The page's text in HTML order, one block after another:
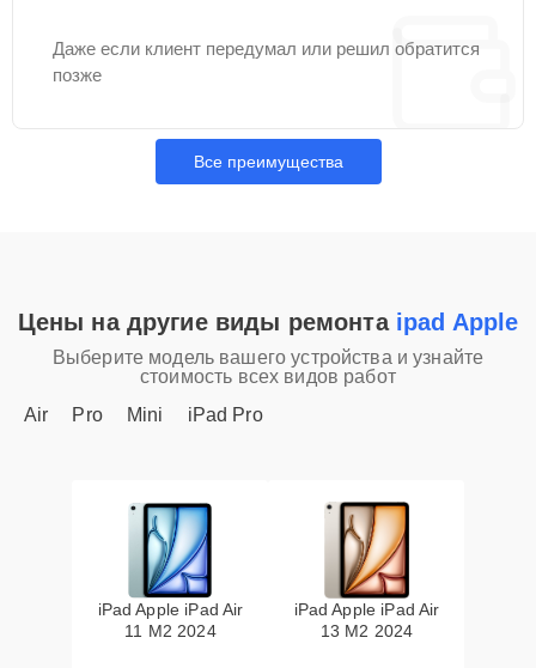
Даже если клиент передумал или решил обратится
позже
Все преимущества
Цены на другие виды ремонта ipad Apple
Выберите модель вашего устройства и узнайте
стоимость всех видов работ
Air
Pro Mini iPad Pro
iPad Apple iPad Air
11 M2 2024
iPad Apple iPad Air
13 M2 2024